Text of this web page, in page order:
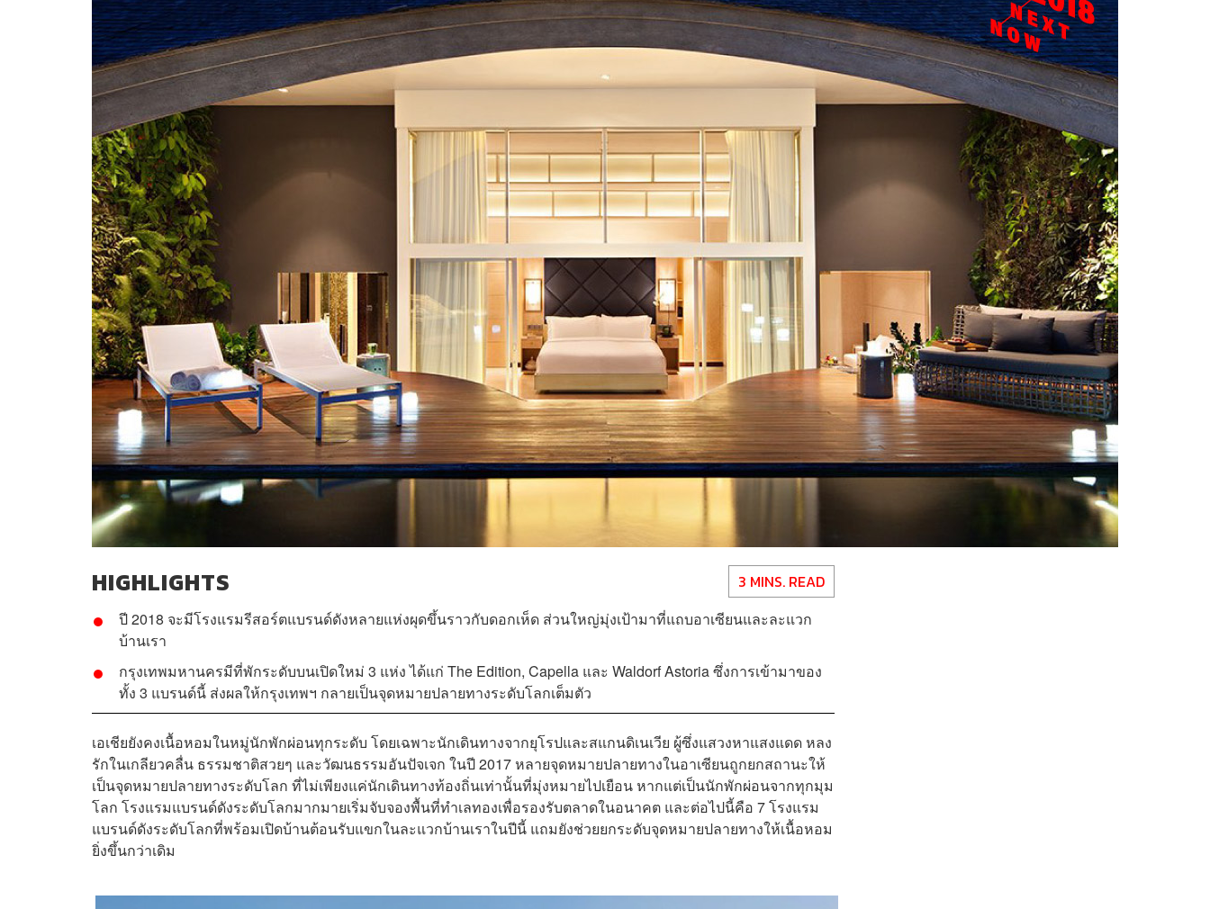
HIGHLIGHTS 3 MINS. READ
ปี 2018 จะมีโรงแรมรีสอร์ตแบรนด์ดังหลายแห่งผุดขึ้นราวกับดอกเห็ด ส่วนใหญ่มุ่งเป้ามาที่แถบอาเซียนและละแวก
บ้านเรา
กรุงเทพมหานครมีที่พักระดับบนเปิดใหม่ 3 แห่ง ได้แก่ The Edition, Capella และ Waldorf Astoria ซึ่งการเข้ามาของ
ทั้ง 3 แบรนด์นี้ ส่งผลให้กรุงเทพฯ กลายเป็นจุดหมายปลายทางระดับโลกเต็มตัว
เอเชียยังคงเนื้อหอมในหมู่นักพักผ่อนทุกระดับ โดยเฉพาะนักเดินทางจากยุโรปและสแกนดิเนเวีย ผู้ซึ่งแสวงหาแสงแดด หลง
รักในเกลียวคลื่น ธรรมชาติสวยๆ และวัฒนธรรมอันปัจเจก ในปี 2017 หลายจุดหมายปลายทางในอาเซียนถูกยกสถานะให้
เป็นจุดหมายปลายทางระดับโลก ที่ไม่เพียงแค่นักเดินทางท้องถิ่นเท่านั้นที่มุ่งหมายไปเยือน หากแต่เป็นนักพักผ่อนจากทุกมุม
โลก โรงแรมแบรนด์ดังระดับโลกมากมายเริ่มจับจองพื้นที่ทำเลทองเพื่อรองรับตลาดในอนาคต และต่อไปนี้คือ 7 โรงแรม
แบรนด์ดังระดับโลกที่พร้อมเปิดบ้านต้อนรับแขกในละแวกบ้านเราในปีนี้ แถมยังช่วยยกระดับจุดหมายปลายทางให้เนื้อหอม
ยิ่งขึ้นกว่าเดิม